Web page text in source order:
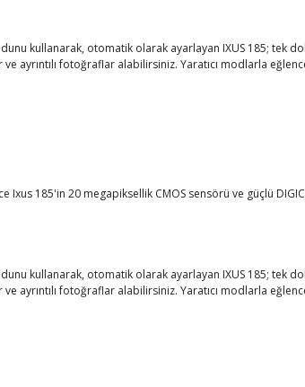
kullanarak, otomatik olarak ayarlayan IXUS 185; tek
ayrıntılı fotoğraflar alabilirsiniz. Yaratıcı modlarla
Ixus 185'in 20 megapiksellik CMOS sensörü ve güçlü
kullanarak, otomatik olarak ayarlayan IXUS 185; tek
ayrıntılı fotoğraflar alabilirsiniz. Yaratıcı modlarla